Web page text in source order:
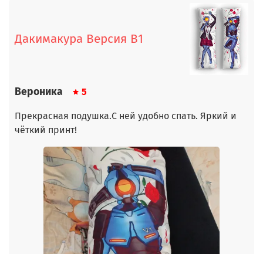
Дакимакура Версия В1
Вероника 5
Прекрасная подушка.С ней удобно спать. Яркий и
чёткий принт!